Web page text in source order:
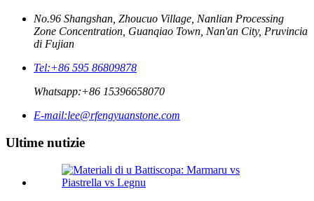
No.96 Shangshan, Zhoucuo Village, Nanlian Processing
Zone Concentration, Guanqiao Town, Nan'an City, Pruvincia
di Fujian
Tel:+86 595 86809878
Whatsapp:+86 15396658070
E-mail:lee@rfengyuanstone.com
Ultime nutizie